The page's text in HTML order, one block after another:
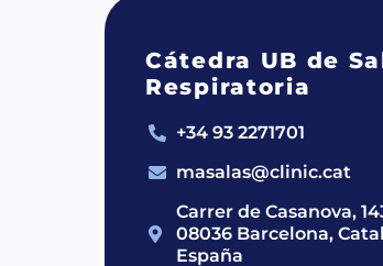
Cátedra UB de
Respiratoria
+34 93 2271701
masalas@clinic.cat
Carrer de Casanova,
08036 Barcelona,
España